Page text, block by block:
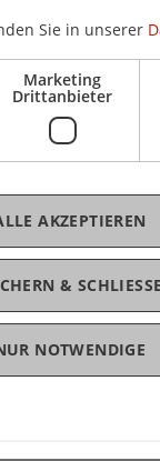
denn
und
unterschiedliche
Routine. Wege,
Orte mit
der aus man
zum Lernen in
Sie in unserer
Marketing
Drittanbieter
& SCHLIESSEN
AKZEPTIEREN
NOTWENDIGE